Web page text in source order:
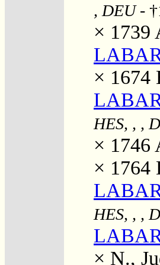
, DEU-
× 1739
× 1674
HES, , ,
× 1746
× 1764
HES, , ,
× N.,